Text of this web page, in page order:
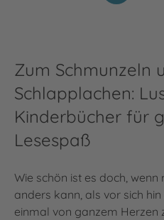
Zum Schmunzeln
Schlapplachen:
Kinderbücher für
Lesespaß
Wie schön ist es doch,
anders kann, als vor sich
einmal von ganzem Herzen